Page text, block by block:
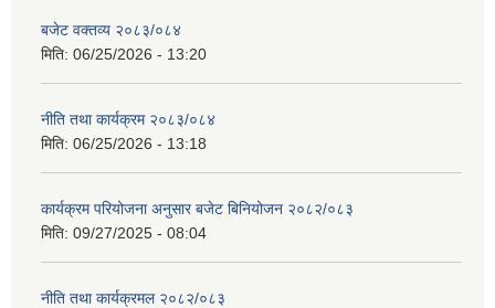
बजेट वक्तव्य २०८३/०८४
मिति: 06/25/2026 - 13:20
नीति तथा कार्यक्रम २०८३/०८४
मिति: 06/25/2026 - 13:18
कार्यक्रम परियोजना अनुसार बजेट बिनियोजन २०८२/०८३
मिति: 09/27/2025 - 08:04
नीति तथा कार्यक्रमल २०८२/०८३